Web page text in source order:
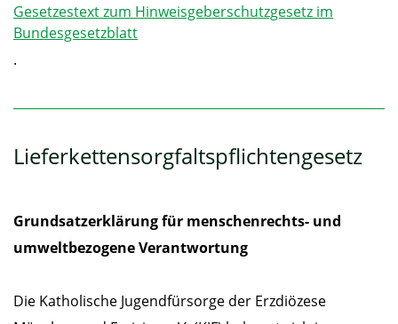
Gesetzestext zum Hinweisgeberschutzgesetz im
Bundesgesetzblatt
.
Lieferkettensorgfaltspflichtengesetz
Grundsatzerklärung für menschenrechts- und
umweltbezogene Verantwortung
Die Katholische Jugendfürsorge der Erzdiözese